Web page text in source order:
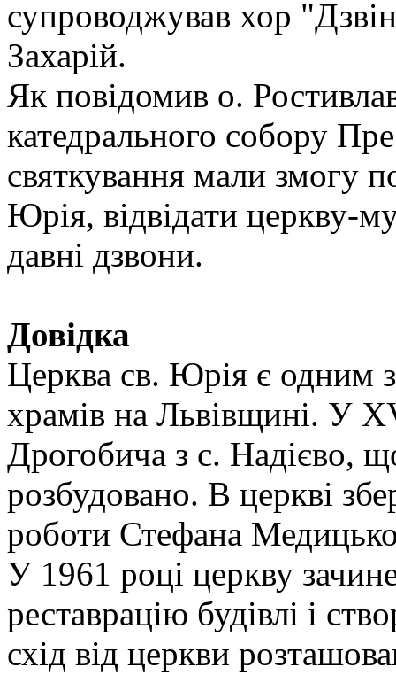
супроводжував хор
Захарій.
Як повідомив о.
катедрального собору
святкування мали змогу
Юрія, відвідати церкву-
давні дзвони.
Довідка
Церква св. Юрія є одним
храмів на Львівщині. У
Дрогобича з с. Надієво,
розбудовано. В церкві
роботи Стефана
У 1961 році церкву
реставрацію будівлі і
схід від церкви